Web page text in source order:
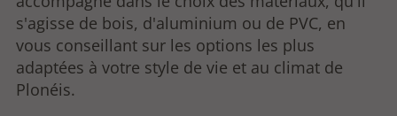
s'agisse de bois, d'aluminium ou de PVC, en
vous conseillant sur les options les plus
adaptées à votre style de vie et au climat de
Plonéis.